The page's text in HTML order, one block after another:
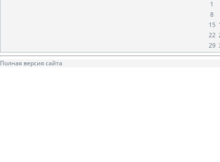
1
8
15
22
29
Полная версия сайта